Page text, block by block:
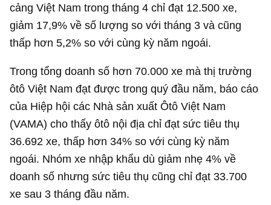
cảng Việt Nam trong tháng 4 chỉ đạt 12.500 xe,
giảm 17,9% về số lượng so với tháng 3 và cũng
thấp hơn 5,2% so với cùng kỳ năm ngoái.
Trong tổng doanh số hơn 70.000 xe mà thị trường
ôtô Việt Nam đạt được trong quý đầu năm, báo cáo
của Hiệp hội các Nhà sản xuất Ôtô Việt Nam
(VAMA) cho thấy ôtô nội địa chỉ đạt sức tiêu thụ
36.692 xe, thấp hơn 34% so với cùng kỳ năm
ngoái. Nhóm xe nhập khẩu dù giảm nhẹ 4% về
doanh số nhưng sức tiêu thụ cũng chỉ đạt 33.700
xe sau 3 tháng đầu năm.